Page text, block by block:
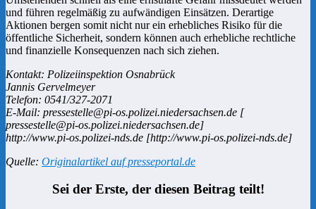
und führen regelmäßig zu aufwändigen Einsätzen. Derartige
Aktionen bergen somit nicht nur ein erhebliches Risiko für die
öffentliche Sicherheit, sondern können auch erhebliche rechtliche
und finanzielle Konsequenzen nach sich ziehen.
Kontakt: Polizeiinspektion Osnabrück
Jannis Gervelmeyer
Telefon: 0541/327-2071
E-Mail: pressestelle@pi-os.polizei.niedersachsen.de [
pressestelle@pi-os.polizei.niedersachsen.de]
http://www.pi-os.polizei-nds.de [http://www.pi-os.polizei-nds.de]
Quelle: Originalartikel auf presseportal.de
Sei der Erste, der diesen Beitrag teilt!